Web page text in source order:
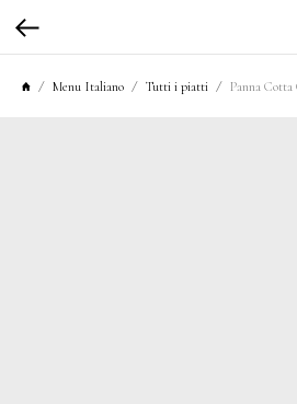
Menu Italiano Tutti i piatti